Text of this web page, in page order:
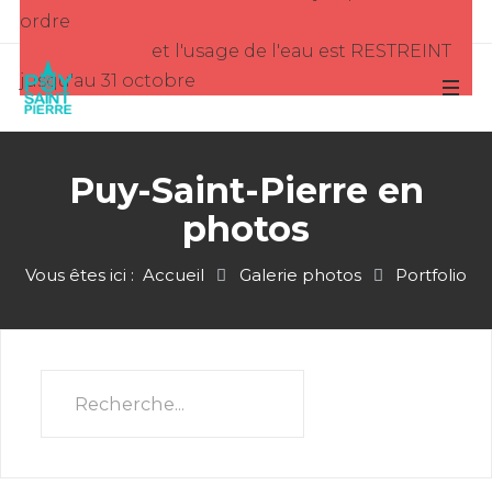
ordre
et l'usage de l'eau est RESTREINT
jusqu'au 31 octobre
Puy-Saint-Pierre en
photos
Vous êtes ici : Accueil Galerie photos Portfolio